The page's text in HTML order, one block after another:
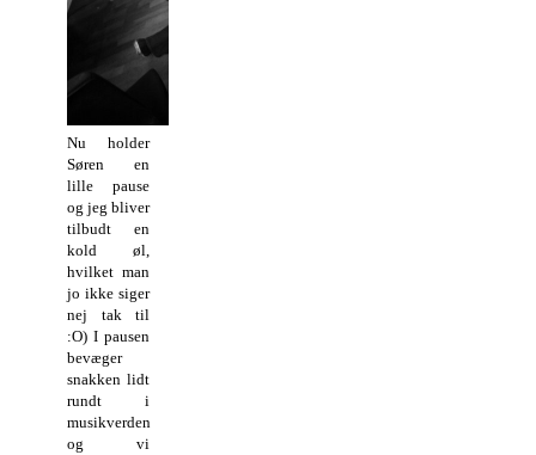
Nu holder
Søren en
lille pause
og jeg bliver
tilbudt en
kold øl,
hvilket man
jo ikke siger
nej tak til
:O) I pausen
bevæger
snakken lidt
rundt i
musikverden
og vi